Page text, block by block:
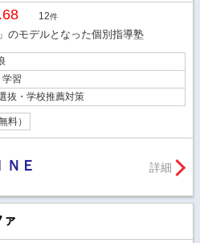
12件
のモデルとなった個別指導塾
習
抜・学校推薦対策
料）
ＮＥ 詳細
ァ